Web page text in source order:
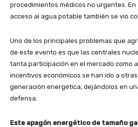
procedimientos médicos no urgentes.
acceso al agua potable también se vio
Uno de los principales problemas que
de este evento es que las centrales
tanta participación en el mercado como
incentivos económicos se han ido a
generación energética, dejándolos en
defensa.
Este apagón energético de tamaño